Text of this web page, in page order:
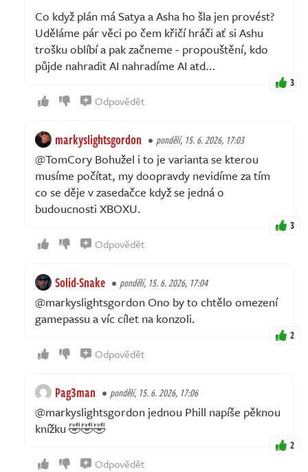
Co když plán má Satya a Asha ho šla jen provést?
Uděláme pár věci po čem křičí hráči ať si Ashu
trošku oblíbí a pak začneme - propouštění, kdo
půjde nahradit AI nahradíme AI atd...
3
Odpovědět
markyslightsgordon pondělí, 15. 6. 2026, 17:03
@TomCory Bohužel i to je varianta se kterou
musíme počítat, my doopravdy nevidíme za tím
co se děje v zasedačce když se jedná o
budoucnosti XBOXU.
3
Odpovědět
Solid-Snake pondělí, 15. 6. 2026, 17:04
@markyslightsgordon Ono by to chtělo omezení
gamepassu a víc cílet na konzoli.
2
Odpovědět
Pag3man pondělí, 15. 6. 2026, 17:06
@markyslightsgordon jednou Phill napíše pěknou
knížku 🤣🤣🤣
2
Odpovědět